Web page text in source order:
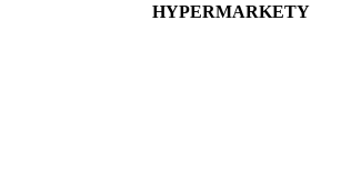
HYPERMARKETY